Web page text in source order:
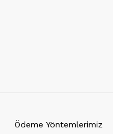
Ödeme Yöntemlerimiz